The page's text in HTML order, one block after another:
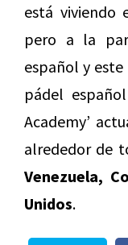
está viviendo
pero a la
español y
pádel
Academy’
alrededor de
Venezuela,
Unidos.